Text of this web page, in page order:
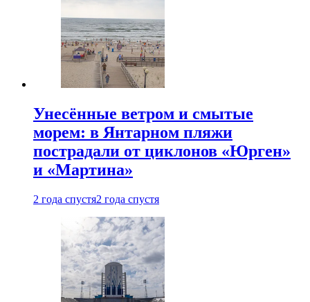
Унесённые ветром и смытые
морем: в Янтарном пляжи
пострадали от циклонов «Юрген»
и «Мартина»
2 года спустя2 года спустя